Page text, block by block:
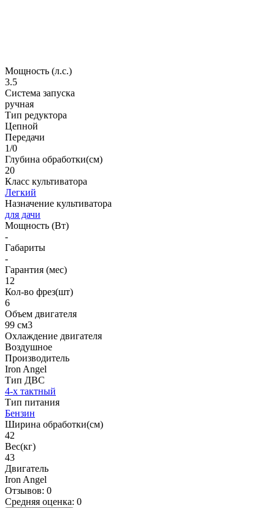
Мощность (л.с.)
3.5
Система запуска
ручная
Тип редуктора
Цепной
Передачи
1/0
Глубина обработки(см)
20
Класс культиватора
Легкий
Назначение культиватора
для дачи
Мощность (Вт)
-
Габариты
-
Гарантия (мес)
12
Кол-во фрез(шт)
6
Объем двигателя
99 см3
Охлаждение двигателя
Воздушное
Производитель
Iron Angel
Тип ДВС
4-х тактный
Тип питания
Бензин
Ширина обработки(см)
42
Вес(кг)
43
Двигатель
Iron Angel
Отзывов: 0
Средняя оценка: 0